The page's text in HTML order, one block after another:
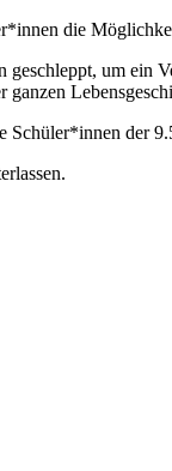
die
um ein
Schüler*innen der